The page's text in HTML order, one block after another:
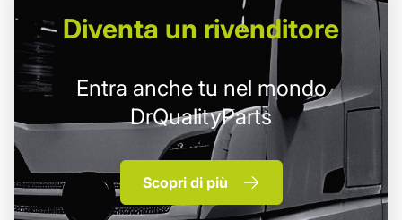
Diventa un rivenditore
Entra anche tu nel mondo
DrQualityParts
Scopri di più